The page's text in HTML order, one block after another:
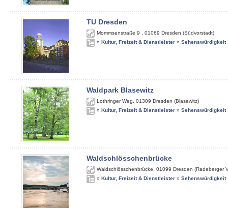
TU Dresden
Mommsenstraße 9 01069 Dresden (Südvorstadt)
» Kultur, Freizeit & Dienstleister » Sehenswürdigkeit
Waldpark Blasewitz
Lothringer Weg 01309 Dresden (Blasewitz)
» Kultur, Freizeit & Dienstleister » Sehenswürdigkeit
Waldschlösschenbrücke
Waldschlösschenbrücke 01099 Dresden (Radeberger
» Kultur, Freizeit & Dienstleister » Sehenswürdigkeit